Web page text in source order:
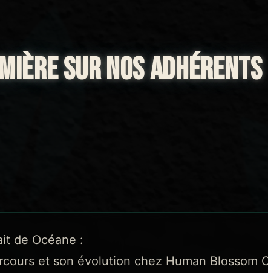
SUR NOS ADHÉRENTS
de Océane :
et son évolution chez Human Blossom